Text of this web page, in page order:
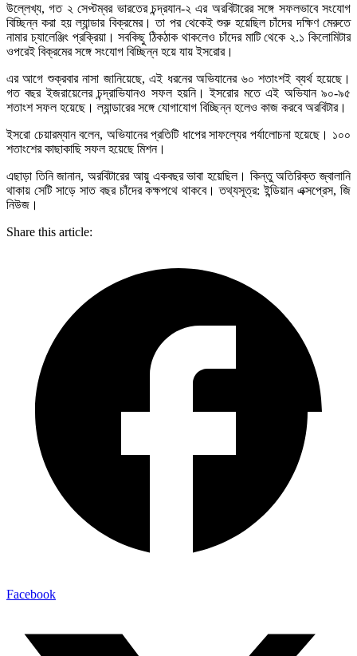
উল্লেখ্য, গত ২ সেপ্টম্বর ভারতের চন্দ্রযান-২ এর অরবিটারের সঙ্গে সফলভাবে সংযোগ
বিচ্ছিন্ন করা হয় ল্যান্ডার বিক্রমের। তা পর থেকেই শুরু হয়েছিল চাঁদের দক্ষিণ মেরুতে
নামার চ্যালেঞ্জিং প্রক্রিয়া। সবকিছু ঠিকঠাক থাকলেও চাঁদের মাটি থেকে ২.১ কিলোমিটার
ওপরেই বিক্রমের সঙ্গে সংযোগ বিচ্ছিন্ন হয়ে যায় ইসরোর।
এর আগে শুক্রবার নাসা জানিয়েছে, এই ধরনের অভিযানের ৬০ শতাংশই ব্যর্থ হয়েছে।
গত বছর ইজরায়েলের চন্দ্রাভিযানও সফল হয়নি। ইসরোর মতে এই অভিযান ৯০-৯৫
শতাংশ সফল হয়েছে। ল্যান্ডারের সঙ্গে যোগাযোগ বিচ্ছিন্ন হলেও কাজ করবে অরবিটার।
ইসরো চেয়ারম্যান বলেন, অভিযানের প্রতিটি ধাপের সাফল্যের পর্যালোচনা হয়েছে। ১০০
শতাংশের কাছাকাছি সফল হয়েছে মিশন।
এছাড়া তিনি জানান, অরবিটারের আয়ু একবছর ভাবা হয়েছিল। কিন্তু অতিরিক্ত জ্বালানি
থাকায় সেটি সাড়ে সাত বছর চাঁদের কক্ষপথে থাকবে। তথ্যসূত্র: ইন্ডিয়ান এক্সপ্রেস, জি
নিউজ।
Share this article:
Facebook